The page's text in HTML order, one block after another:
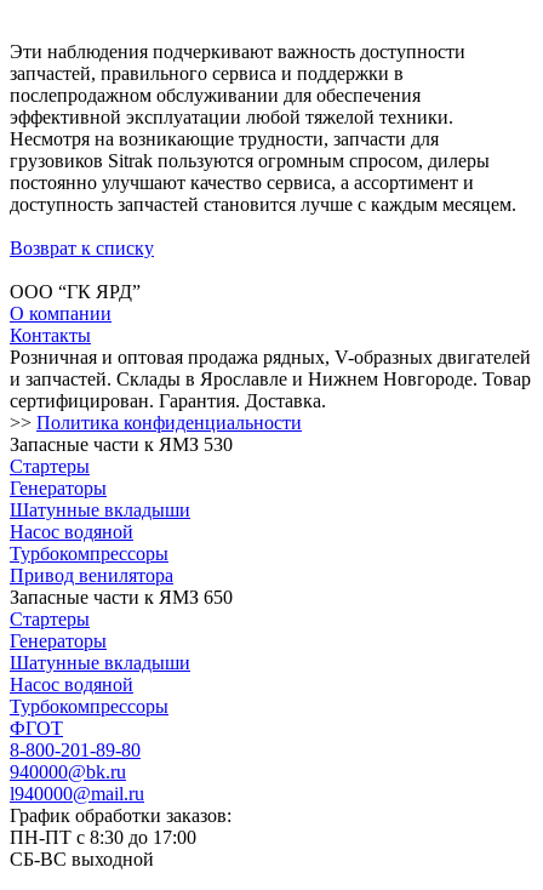
Эти наблюдения подчеркивают важность доступности
запчастей, правильного сервиса и поддержки в
послепродажном обслуживании для обеспечения
эффективной эксплуатации любой тяжелой техники.
Несмотря на возникающие трудности, запчасти для
грузовиков Sitrak пользуются огромным спросом, дилеры
постоянно улучшают качество сервиса, а ассортимент и
доступность запчастей становится лучше с каждым месяцем.
Возврат к списку
ООО “ГК ЯРД”
О компании
Контакты
Розничная и оптовая продажа рядных, V-образных двигателей
и запчастей. Склады в Ярославле и Нижнем Новгороде. Товар
сертифицирован. Гарантия. Доставка.
>> Политика конфиденциальности
Запасные части к ЯМЗ 530
Стартеры
Генераторы
Шатунные вкладыши
Насос водяной
Турбокомпрессоры
Привод венилятора
Запасные части к ЯМЗ 650
Стартеры
Генераторы
Шатунные вкладыши
Насос водяной
Турбокомпрессоры
ФГОТ
8-800-201-89-80
940000@bk.ru
l940000@mail.ru
График обработки заказов:
ПН-ПТ с 8:30 до 17:00
СБ-ВС выходной